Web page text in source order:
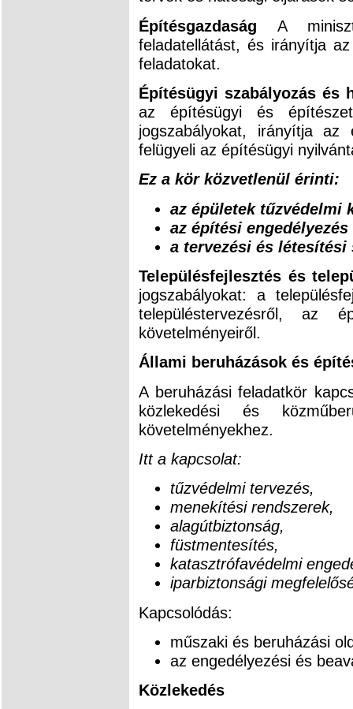
Építésgazdaság A
feladatellátást, és irányítja
feladatokat.
Építésügyi szabályozás és
az építésügyi és
jogszabályokat, irányítja az
felügyeli az építésügyi
Ez a kör közvetlenül érinti:
az épületek tűzvédelmi
az építési
a tervezési és létesítési
Településfejlesztés és
jogszabályokat: a
településtervezésről, az
követelményeiről.
Állami beruházások és
A beruházási feladatkör
közlekedési és
követelményekhez.
Itt a kapcsolat:
tűzvédelmi tervezés,
menekítési rendszerek,
alagútbiztonság,
füstmentesítés,
katasztrófavédelmi
iparbiztonsági
Kapcsolódás:
műszaki és beruházási
az engedélyezési és
Közlekedés